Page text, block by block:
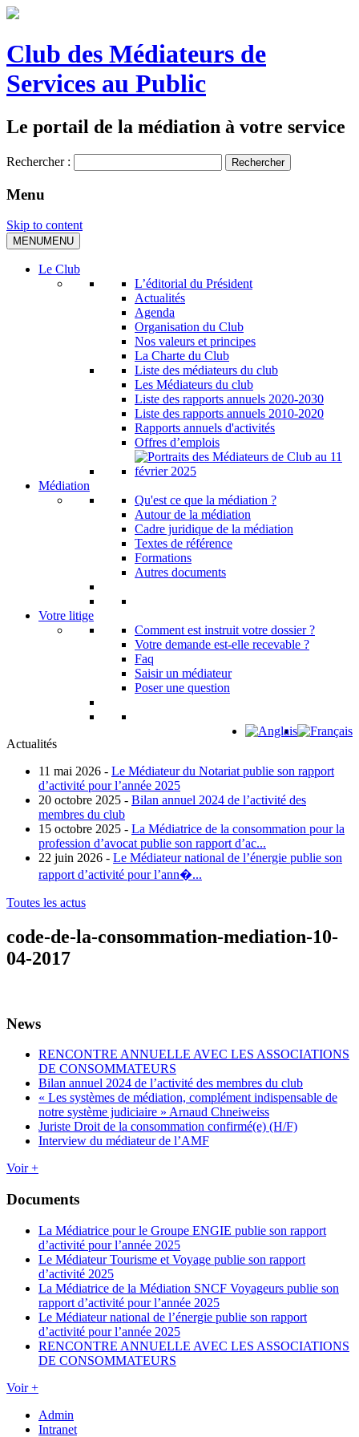
Club des Médiateurs de
Services au Public
Le portail de la médiation à votre service
Rechercher :
Menu
Skip to content
MENUMENU
Le Club
L’éditorial du Président
Actualités
Agenda
Organisation du Club
Nos valeurs et principes
La Charte du Club
Liste des médiateurs du club
Les Médiateurs du club
Liste des rapports annuels 2020-2030
Liste des rapports annuels 2010-2020
Rapports annuels d'activités
Offres d’emplois
Médiation
Qu'est ce que la médiation ?
Autour de la médiation
Cadre juridique de la médiation
Textes de référence
Formations
Autres documents
Votre litige
Comment est instruit votre dossier ?
Votre demande est-elle recevable ?
Faq
Saisir un médiateur
Poser une question
Actualités
11 mai 2026 - Le Médiateur du Notariat publie son rapport
d’activité pour l’année 2025
20 octobre 2025 - Bilan annuel 2024 de l’activité des
membres du club
15 octobre 2025 - La Médiatrice de la consommation pour la
profession d’avocat publie son rapport d’ac...
22 juin 2026 - Le Médiateur national de l’énergie publie son
rapport d’activité pour l’ann�...
Toutes les actus
code-de-la-consommation-mediation-10-
04-2017
News
RENCONTRE ANNUELLE AVEC LES ASSOCIATIONS
DE CONSOMMATEURS
Bilan annuel 2024 de l’activité des membres du club
« Les systèmes de médiation, complément indispensable de
notre système judiciaire » Arnaud Chneiweiss
Juriste Droit de la consommation confirmé(e) (H/F)
Interview du médiateur de l’AMF
Voir +
Documents
La Médiatrice pour le Groupe ENGIE publie son rapport
d’activité pour l’année 2025
Le Médiateur Tourisme et Voyage publie son rapport
d’activité 2025
La Médiatrice de la Médiation SNCF Voyageurs publie son
rapport d’activité pour l’année 2025
Le Médiateur national de l’énergie publie son rapport
d’activité pour l’année 2025
RENCONTRE ANNUELLE AVEC LES ASSOCIATIONS
DE CONSOMMATEURS
Voir +
Admin
Intranet